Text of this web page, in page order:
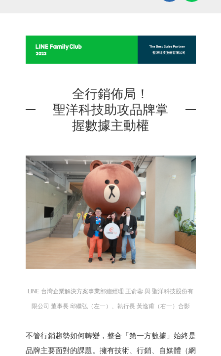
全行銷佈局！
聖洋科技助攻品牌掌
握數據主動權
LINE 台灣企業解決方案事業部總經理 王俞蓉 與 聖洋科技股份有
限公司 董事長 邱繼弘（左一）、執行長 黃逸甫（右一）合影
不管行銷趨勢如何轉變，整合「第一方數據」始終是
品牌主要面對的課題。擁有技術、行銷、自媒體（網